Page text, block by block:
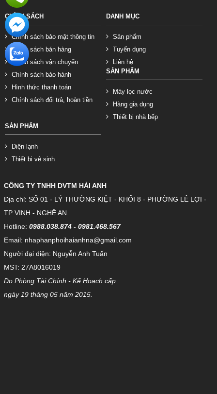
CHÍNH SÁCH
Chính sách bảo mật thông tin
Chính sách bán hàng
Chính sách vận chuyển
Chính sách bảo hành
Hình thức thanh toán
Chính sách đổi trả, hoàn tiền
DANH MỤC
Sản phẩm
Tuyển dụng
Liên hệ
SẢN PHẨM
Máy lọc nước
Hàng gia dụng
Thiết bị nhà bếp
SẢN PHẨM
Điện lạnh
Thiết bị vệ sinh
CÔNG TY TNHH DVTM HẢI ANH
Địa chỉ: SỐ 01 - LÝ THƯỜNG KIỆT - KHỐI 8 - PHƯỜNG LÊ LỢI -
TP VINH - NGHỆ AN.
Hotline: 0988.038.874 - 0981.468.567
Email: nhaphanphoihaianhna@gmail.com
Người đại diện: Nguyễn Anh Tuấn
MST: 27A8016019
Do Phòng Tài Chính - Kế Hoạch cấp
ngày 19 tháng 05 năm 2015.